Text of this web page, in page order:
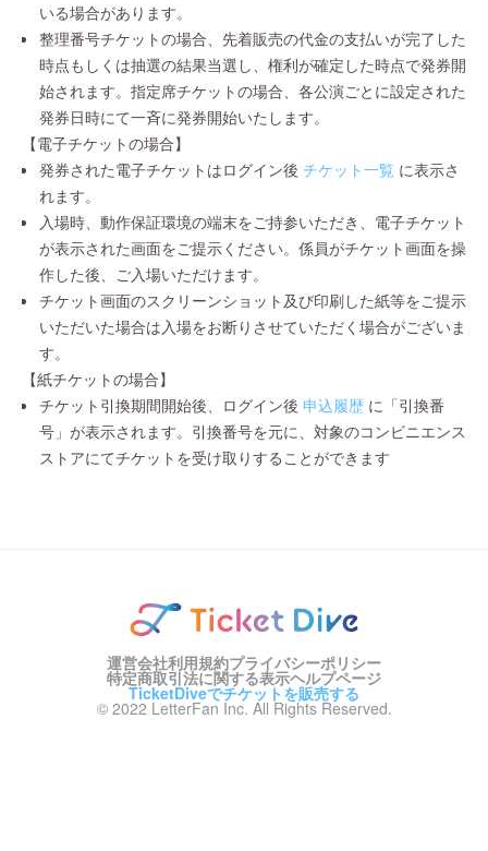
いる場合があります。
整理番号チケットの場合、先着販売の代金の支払いが完了した
時点もしくは抽選の結果当選し、権利が確定した時点で発券開
始されます。指定席チケットの場合、各公演ごとに設定された
発券日時にて一斉に発券開始いたします。
【電子チケットの場合】
発券された電子チケットはログイン後 チケット一覧 に表示さ
れます。
入場時、動作保証環境の端末をご持参いただき、電子チケット
が表示された画面をご提示ください。係員がチケット画面を操
作した後、ご入場いただけます。
チケット画面のスクリーンショット及び印刷した紙等をご提示
いただいた場合は入場をお断りさせていただく場合がございま
す。
【紙チケットの場合】
チケット引換期間開始後、ログイン後 申込履歴 に「引換番
号」が表示されます。引換番号を元に、対象のコンビニエンス
ストアにてチケットを受け取りすることができます
運営会社利用規約プライバシーポリシー
特定商取引法に関する表示ヘルプページ
TicketDiveでチケットを販売する
© 2022 LetterFan Inc. All Rights Reserved.